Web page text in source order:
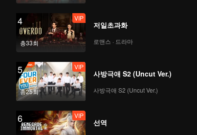
4
총33회
VIP
저일초과화
로맨스 · 드라마
5
총25회
VIP
사방극애 S2 (Uncut Ver.)
사방극애 S2 (Uncut Ver.)
6 VIP
선역